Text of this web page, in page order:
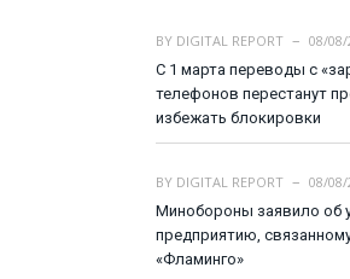
BY DIGITAL REPORT
08/08/
С 1 марта переводы с
телефонов перестанут
избежать блокировки
BY DIGITAL REPORT
08/08/
Минобороны заявило об
предприятию,
«Фламинго»